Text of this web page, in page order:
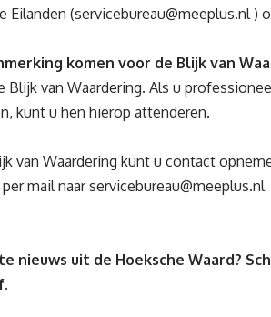
Eilanden (servicebureau@meeplus.nl)
(0181) 33
komen voor de Blijk van
Blijk van Waardering. Als u
kunt u hen hierop attenderen.
van Waardering kunt u contact
mail naarservicebureau@meeplus.nl
nieuws uit de Hoeksche Waard?